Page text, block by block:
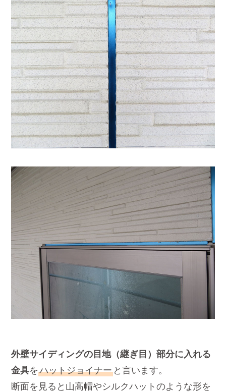
外壁サイディングの目地（継ぎ目）部分に入れる
金具をハットジョイナー と言います。
断面を見ると山高帽やシルクハットのような形を